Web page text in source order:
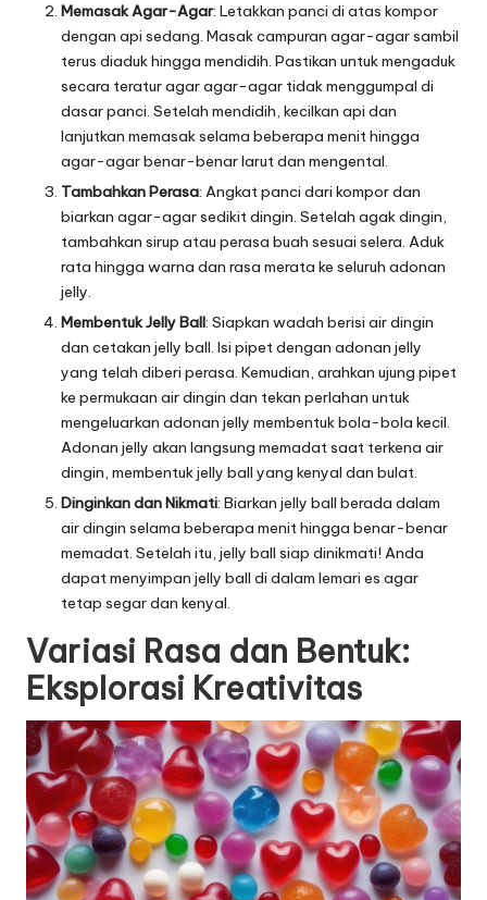
Memasak Agar-Agar: Letakkan panci di atas kompor
dengan api sedang. Masak campuran agar-agar sambil
terus diaduk hingga mendidih. Pastikan untuk mengaduk
secara teratur agar agar-agar tidak menggumpal di
dasar panci. Setelah mendidih, kecilkan api dan
lanjutkan memasak selama beberapa menit hingga
agar-agar benar-benar larut dan mengental.
Tambahkan Perasa: Angkat panci dari kompor dan
biarkan agar-agar sedikit dingin. Setelah agak dingin,
tambahkan sirup atau perasa buah sesuai selera. Aduk
rata hingga warna dan rasa merata ke seluruh adonan
jelly.
Membentuk Jelly Ball: Siapkan wadah berisi air dingin
dan cetakan jelly ball. Isi pipet dengan adonan jelly
yang telah diberi perasa. Kemudian, arahkan ujung pipet
ke permukaan air dingin dan tekan perlahan untuk
mengeluarkan adonan jelly membentuk bola-bola kecil.
Adonan jelly akan langsung memadat saat terkena air
dingin, membentuk jelly ball yang kenyal dan bulat.
Dinginkan dan Nikmati: Biarkan jelly ball berada dalam
air dingin selama beberapa menit hingga benar-benar
memadat. Setelah itu, jelly ball siap dinikmati! Anda
dapat menyimpan jelly ball di dalam lemari es agar
tetap segar dan kenyal.
Variasi Rasa dan Bentuk:
Eksplorasi Kreativitas